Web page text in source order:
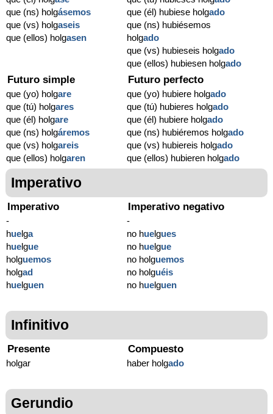
que (ns) holgásemos
que (vs) holgaseis
que (ellos) holgasen
que (él) hubiese holgado
que (ns) hubiésemos
holgado
que (vs) hubieseis holgado
que (ellos) hubiesen holgado
Futuro simple
que (yo) holgare
que (tú) holgares
que (él) holgare
que (ns) holgáremos
que (vs) holgareis
que (ellos) holgaren
Futuro perfecto
que (yo) hubiere holgado
que (tú) hubieres holgado
que (él) hubiere holgado
que (ns) hubiéremos holgado
que (vs) hubiereis holgado
que (ellos) hubieren holgado
Imperativo
Imperativo
-
huelga
huelgue
holguemos
holgad
huelguen
Imperativo negativo
-
no huelgues
no huelgue
no holguemos
no holguéis
no huelguen
Infinitivo
Presente
holgar
Compuesto
haber holgado
Gerundio